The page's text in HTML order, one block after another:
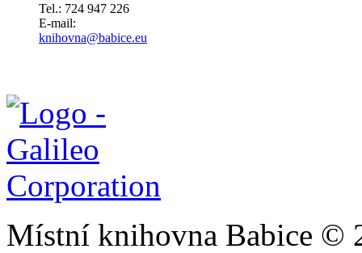
Tel.: 724 947 226
E-mail:
knihovna@babice.eu
Místní knihovna Babice ©